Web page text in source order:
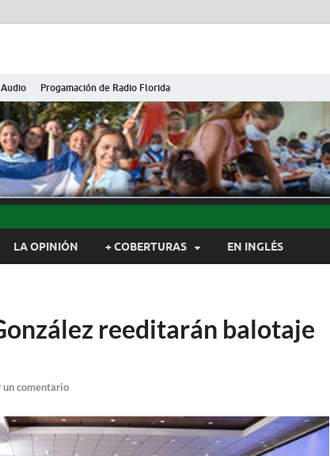
Audio Progamación de Radio Florida
de Cuba
Camagüey, Cuba
LA OPINIÓN + COBERTURAS EN INGLÉS
reeditarán balotaje
un comentario